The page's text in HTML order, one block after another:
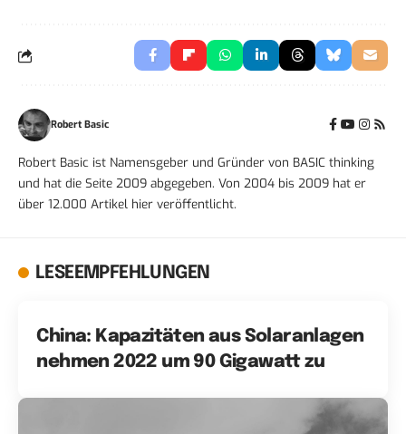
Robert Basic
Robert Basic ist Namensgeber und Gründer von BASIC thinking
und hat die Seite 2009 abgegeben. Von 2004 bis 2009 hat er
über 12.000 Artikel hier veröffentlicht.
LESEEMPFEHLUNGEN
China: Kapazitäten aus Solaranlagen
nehmen 2022 um 90 Gigawatt zu